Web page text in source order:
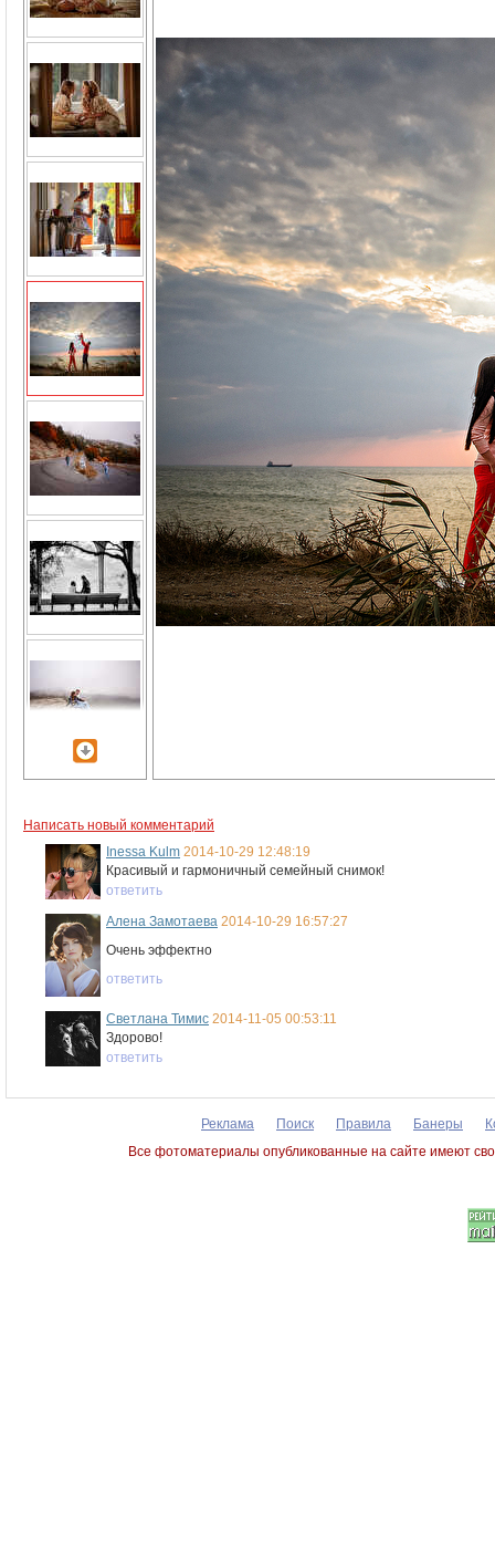
Написать новый комментарий
Inessa Kulm 2014-10-29 12:48:19
Красивый и гармоничный семейный снимок!
ответить
Алена Замотаева 2014-10-29 16:57:27
Очень эффектно
ответить
Светлана Тимис 2014-11-05 00:53:11
Здорово!
ответить
Реклама Поиск Правила Банеры
Все фотоматериалы опубликованные на сайте имеют